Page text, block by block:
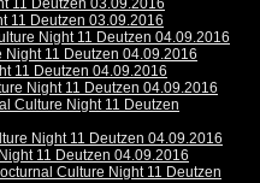
11 Deutzen 03.09.2016
11 Deutzen 03.09.2016
Night 11 Deutzen 04.09.2016
11 Deutzen 04.09.2016
11 Deutzen 04.09.2016
Night 11 Deutzen 04.09.2016
Culture Night 11 Deutzen
Night 11 Deutzen 04.09.2016
11 Deutzen 04.09.2016
Culture Night 11 Deutzen